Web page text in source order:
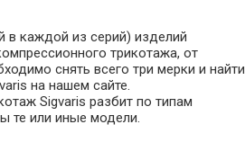
в каждой из серий) изделий
трикотажа, от
снять всего три мерки и найти
на нашем сайте.
Sigvaris разбит по типам
те или иные модели.